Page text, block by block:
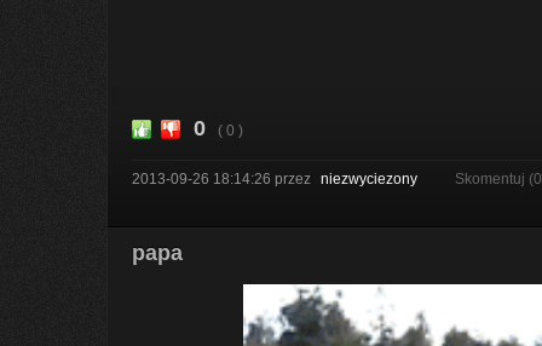
0 ( 0 )
2013-09-26 18:14:26 przez niezwyciezony Skomentuj
papa